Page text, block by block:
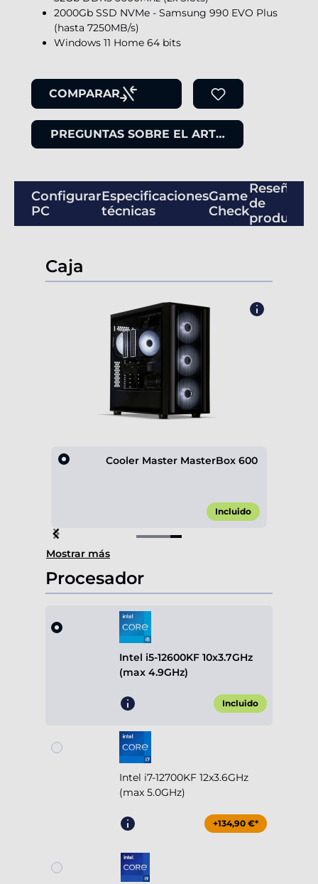
2000Gb SSD NVMe - Samsung 990 EVO Plus
(hasta 7250MB/s)
Windows 11 Home 64 bits
COMPARAR
PREGUNTAS SOBRE EL ARTÍCULO
Configurar
PC
Especificaciones
técnicas
Game
Check
Reseñas
de
productos
Caja
Cooler Master MasterBox 600
Incluido
Item
4
of
4
Mostrar más
Procesador
Intel i5-12600KF 10x3.7GHz
(max 4.9GHz)
Incluido
Intel i7-12700KF 12x3.6GHz
(max 5.0GHz)
+134,90 €*